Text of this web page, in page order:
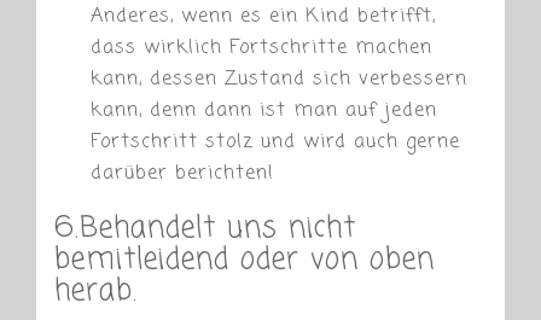
Anderes, wenn es ein Kind betrifft,
dass wirklich Fortschritte machen
kann, dessen Zustand sich verbessern
kann, denn dann ist man auf jeden
Fortschritt stolz und wird auch gerne
darüber berichten!
6.Behandelt uns nicht
bemitleidend oder von oben
herab.